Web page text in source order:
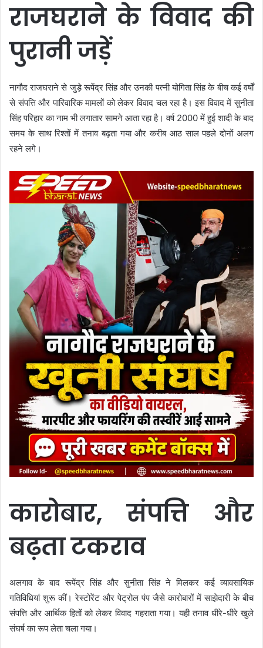
राजघराने के विवाद की
पुरानी जड़ें
नागौद राजघराने से जुड़े रूपेंद्र सिंह और उनकी पत्नी योगिता सिंह के बीच कई वर्षों
से संपत्ति और पारिवारिक मामलों को लेकर विवाद चल रहा है। इस विवाद में सुनीता
सिंह परिहार का नाम भी लगातार सामने आता रहा है। वर्ष 2000 में हुई शादी के बाद
समय के साथ रिश्तों में तनाव बढ़ता गया और करीब आठ साल पहले दोनों अलग
रहने लगे।
कारोबार, संपत्ति और
बढ़ता टकराव
अलगाव के बाद रूपेंद्र सिंह और सुनीता सिंह ने मिलकर कई व्यावसायिक
गतिविधियां शुरू कीं। रेस्टोरेंट और पेट्रोल पंप जैसे कारोबारों में साझेदारी के बीच
संपत्ति और आर्थिक हितों को लेकर विवाद गहराता गया। यही तनाव धीरे-धीरे खुले
संघर्ष का रूप लेता चला गया।